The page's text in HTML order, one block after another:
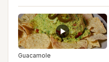
Guacamole